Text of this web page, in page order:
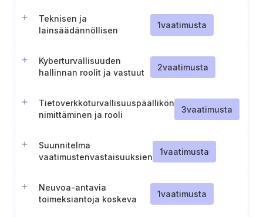
Teknisen ja
lainsäädännöllisen
1vaatimusta
Kyberturvallisuuden
hallinnan roolit ja vastuut
2vaatimusta
Tietoverkkoturvallisuuspäällikön
nimittäminen ja rooli
3vaatimusta
Suunnitelma
vaatimustenvastaisuuksien
1vaatimusta
Neuvoa-antavia
toimeksiantoja koskeva
1vaatimusta